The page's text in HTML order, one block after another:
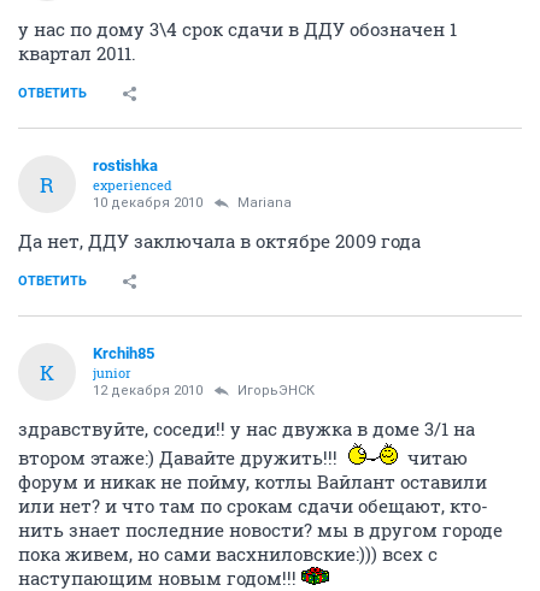
у нас по дому 3\4 срок сдачи в ДДУ обозначен 1
квартал 2011.
ОТВЕТИТЬ
R
rostishka
experienced
10 декабря 2010 Mariana
Да нет, ДДУ заключала в октябре 2009 года
ОТВЕТИТЬ
K
Krchih85
junior
12 декабря 2010 ИгорьЭНСК
здравствуйте, соседи!! у нас двужка в доме 3/1 на
втором этаже:) Давайте дружить!!!
читаю
форум и никак не пойму, котлы Вайлант оставили
или нет? и что там по срокам сдачи обещают, кто-
нить знает последние новости? мы в другом городе
пока живем, но сами васхниловские:))) всех с
наступающим новым годом!!!